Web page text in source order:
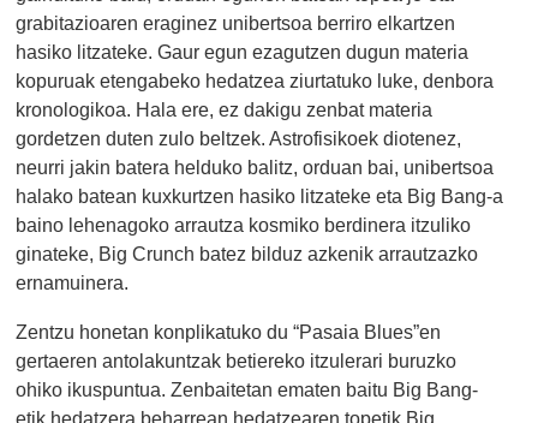
grabitazioaren eraginez unibertsoa berriro elkartzen
hasiko litzateke. Gaur egun ezagutzen dugun materia
kopuruak etengabeko hedatzea ziurtatuko luke, denbora
kronologikoa. Hala ere, ez dakigu zenbat materia
gordetzen duten zulo beltzek. Astrofisikoek diotenez,
neurri jakin batera helduko balitz, orduan bai, unibertsoa
halako batean kuxkurtzen hasiko litzateke eta Big Bang-a
baino lehenagoko arrautza kosmiko berdinera itzuliko
ginateke, Big Crunch batez bilduz azkenik arrautzazko
ernamuinera.
Zentzu honetan konplikatuko du “Pasaia Blues”en
gertaeren antolakuntzak betiereko itzulerari buruzko
ohiko ikuspuntua. Zenbaitetan ematen baitu Big Bang-
etik hedatzera beharrean hedatzearen topetik Big